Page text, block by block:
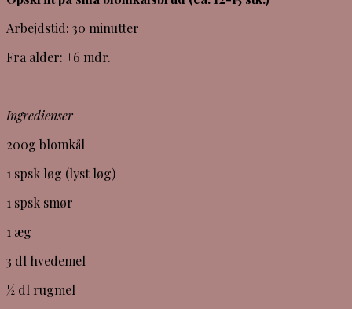
Arbejdstid: 30 minutter
Fra alder: +6 mdr.
Ingredienser
200g blomkål
1 spsk løg (lyst løg)
1 spsk smør
1 æg
3 dl hvedemel
½ dl rugmel